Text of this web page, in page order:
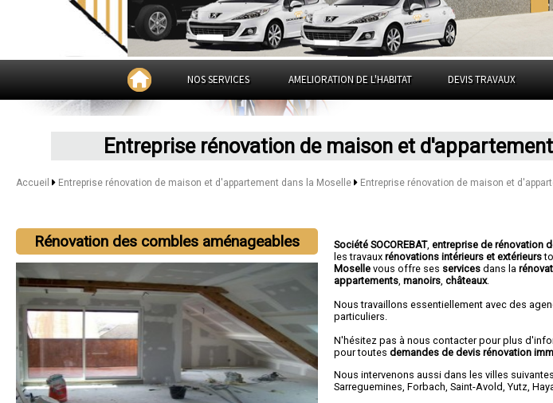
NOS SERVICES AMELIORATION DE L'HABITAT DEVIS TRAVAUX
Entreprise rénovation de maison et
Accueil Entreprise rénovation de maison et d'appartement dans la Moselle Entreprise rénovation de maison et
Rénovation des combles aménageables Société SOCOREBAT,entreprise de rénovation
les travauxrénovations intérieurs et extérieurs
Mosellevous offre ses services dans la
appartements ,manoirs ,châteaux.
Nous travaillons essentiellement avec des
particuliers.
N'hésitez pas à nous contacter pour plus
pour toutesdemandes de devis rénovation
Nous intervenons aussi dans les villes
Sarreguemines ,Forbach ,Saint-Avold ,Yutz ,